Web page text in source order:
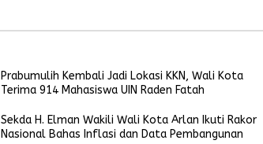
Prabumulih Kembali Jadi Lokasi KKN, Wali Kota
Terima 914 Mahasiswa UIN Raden Fatah
Sekda H. Elman Wakili Wali Kota Arlan Ikuti Rakor
Nasional Bahas Inflasi dan Data Pembangunan